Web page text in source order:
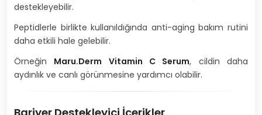
destekleyebilir.
Peptidlerle birlikte kullanıldığında anti-aging bakım rutini
daha etkili hale gelebilir.
Örneğin Maru.Derm Vitamin C Serum, cildin daha
aydınlık ve canlı görünmesine yardımcı olabilir.